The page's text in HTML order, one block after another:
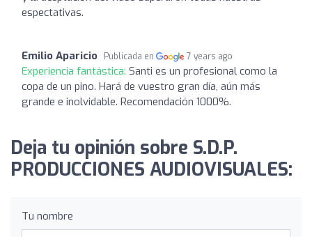
espectativas.
Emilio Aparicio Publicada en 7 years ago
Experiencia fantástica: Santi es un profesional como la
copa de un pino. Hará de vuestro gran día, aún más
grande e inolvidable. Recomendación 1000%.
Deja tu opinión sobre S.D.P.
PRODUCCIONES AUDIOVISUALES:
Tu nombre